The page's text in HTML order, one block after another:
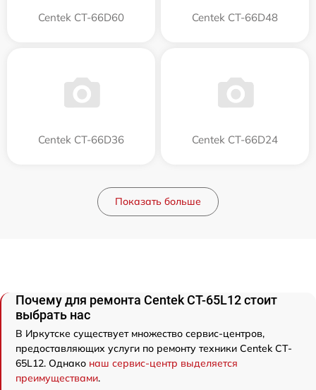
Centek CT-66D60 Centek CT-66D48
Centek CT-66D36 Centek CT-66D24
Показать больше
Почему для ремонта Centek CT-65L12 стоит
выбрать нас
В Иркутске существует множество сервис-центров,
предоставляющих услуги по ремонту техники Centek CT-
65L12. Однако наш сервис-центр выделяется
преимуществами.